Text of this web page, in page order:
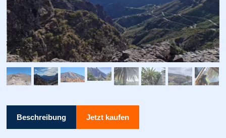
Beschreibung Jetzt kaufen